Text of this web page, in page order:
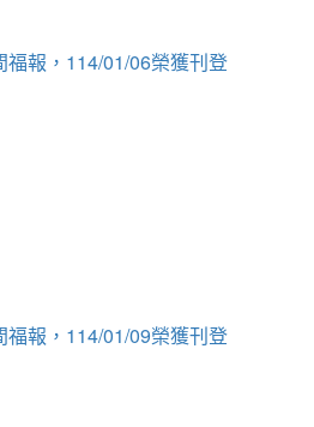
報，114/01/06榮獲刊登
報，114/01/09榮獲刊登